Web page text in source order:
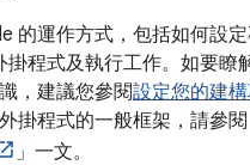
的運作方式，包括如何設
程式及執行工作。如要瞭
，建議您參閱設定您的建構
掛程式的一般框架，請參閱
」一文。